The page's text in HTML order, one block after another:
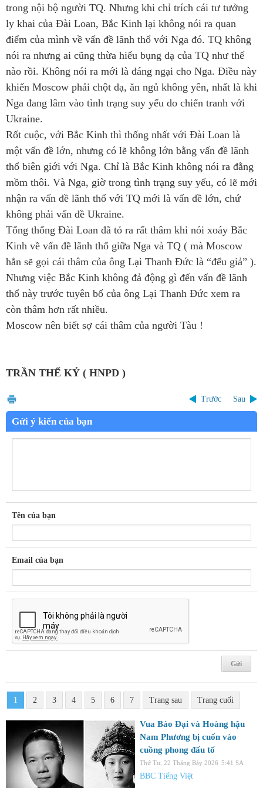
trong nội bộ người TQ. Nhưng khi chỉ trích cái tư tưởng
ly khai của Đài Loan, Bắc Kinh lại không nói ra quan
điểm của mình về vấn đề lãnh thổ với Nga đó. TQ không
nói ra nhưng ai cũng thừa hiểu bụng dạ của TQ như thế
nào rồi. Không nói ra mới là đáng ngại cho Nga. Điều này
khiến Moscow phải chột dạ, ăn ngủ không yên, nhất là khi
Nga đang lâm vào tình trạng suy yếu do chiến tranh với
Ukraine.
Rốt cuộc, với Bắc Kinh thì thống nhất với Đài Loan là
một vấn đề lớn, nhưng có lẽ không lớn bằng vấn đề lãnh
thổ biên giới với Nga. Chỉ là Bắc Kinh không nói ra đằng
mồm thôi. Và Nga, giờ trong tình trạng suy yếu, có lẽ mới
nhận ra vấn đề lãnh thổ với TQ mới là vấn đề lớn, chứ
không phải vấn đề Ukraine.
Tổng thống Đài Loan đã tỏ ra rất thâm khi nói xoáy Bắc
Kinh về vấn đề lãnh thổ giữa Nga và TQ ( mà Moscow
hẳn sẽ gọi cái thâm của ông Lại Thanh Đức là “đểu giả” ).
Nhưng việc Bắc Kinh không đả động gì đến vấn đề lãnh
thổ này trước tuyên bố của ông Lại Thanh Đức xem ra
còn thâm hơn rất nhiều.
Moscow nên biết sợ cái thâm của người Tàu !
TRẦN THẾ KỶ ( HNPD )
Trước Sau
Gửi ý kiến của bạn
Tên của bạn
Email của bạn
1 2 3 4 5 6 7 Trang sau Trang cuối
Vua Bảo Đại và Hoàng hậu
Nam Phương bị cuốn vào
cuồng phong đấu tố
Thứ Tư, 22 Tháng Bảy 2026 5:41 SA
BBC Tiếng Việt